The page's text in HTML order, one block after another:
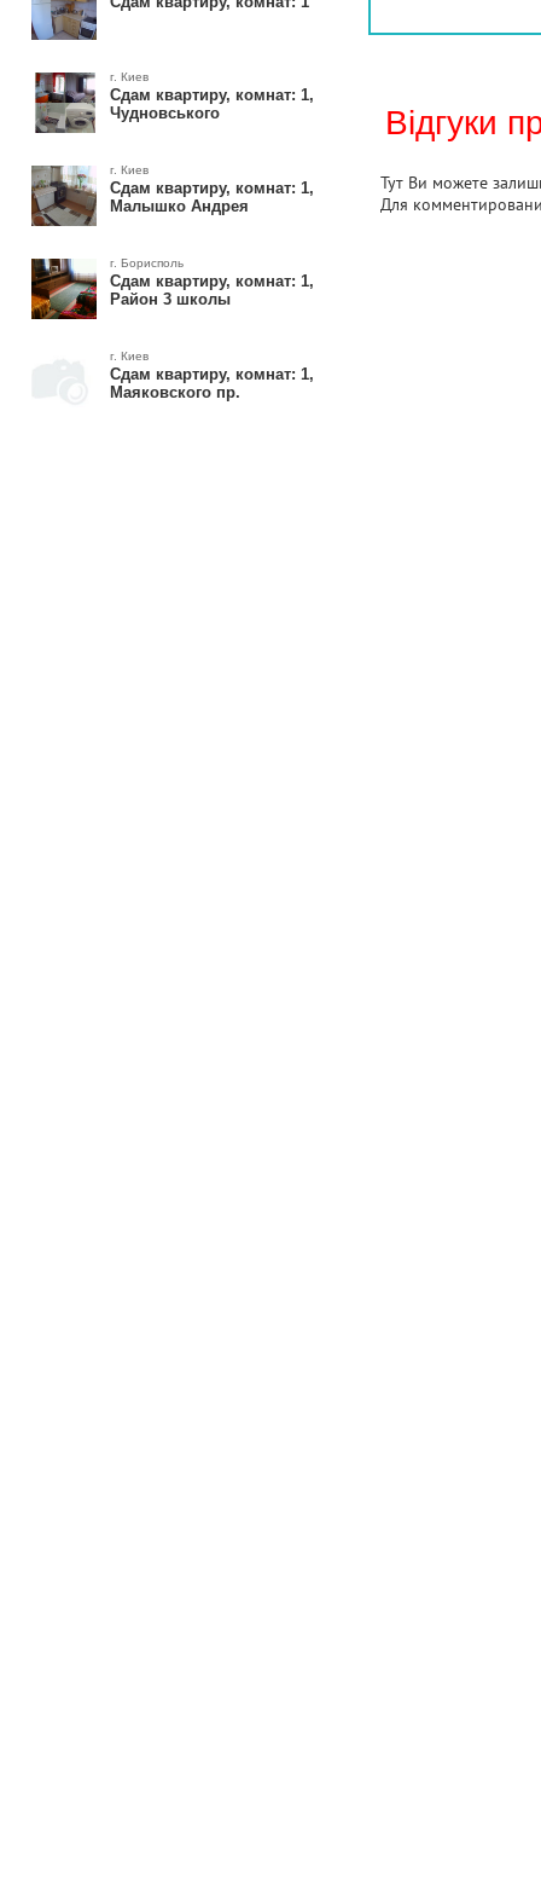
г. Киев
Сдам квартиру, комнат: 1,
Чудновського
г. Киев
Сдам квартиру, комнат: 1,
Малышко Андрея
г. Борисполь
Сдам квартиру, комнат: 1,
Район 3 школы
г. Киев
Сдам квартиру, комнат: 1,
Маяковского пр.
Відгуки
Тут Ви можете
Для